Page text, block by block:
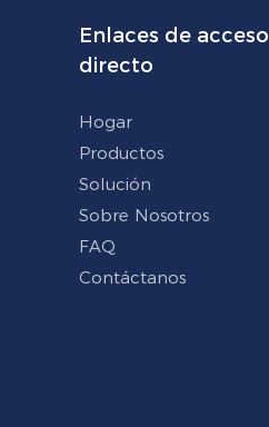
Enlaces de acceso
directo
Hogar
Productos
Solución
Sobre Nosotros
FAQ
Contáctanos